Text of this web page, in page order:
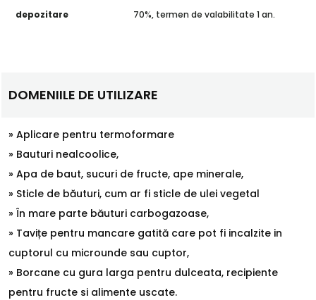
depozitare
70%, termen de valabilitate 1 an.
DOMENIILE DE UTILIZARE
» Aplicare pentru termoformare
» Bauturi nealcoolice,
» Apa de baut, sucuri de fructe, ape minerale,
» Sticle de băuturi, cum ar fi sticle de ulei vegetal
» În mare parte băuturi carbogazoase,
» Tavițe pentru mancare gatită care pot fi incalzite in
cuptorul cu microunde sau cuptor,
» Borcane cu gura larga pentru dulceata, recipiente
pentru fructe si alimente uscate.